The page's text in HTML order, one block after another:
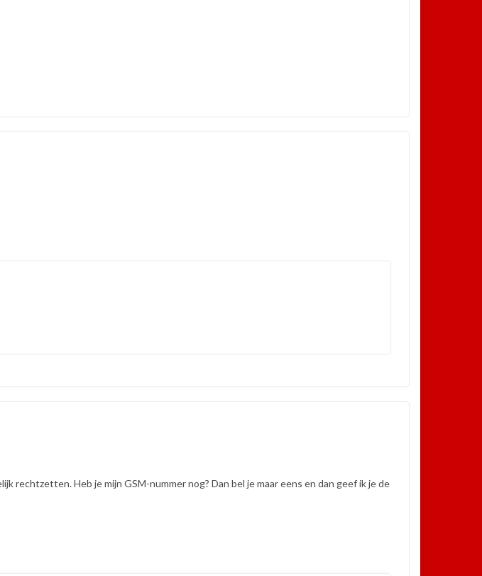
rechtzetten. Heb je mijn GSM-nummer nog? Dan bel je maar eens en dan geef ik je de